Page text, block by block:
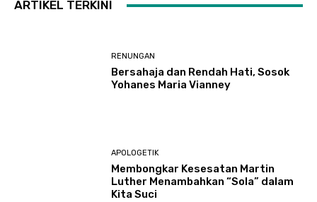
ARTIKEL TERKINI
RENUNGAN
Bersahaja dan Rendah Hati, Sosok
Yohanes Maria Vianney
APOLOGETIK
Membongkar Kesesatan Martin
Luther Menambahkan “Sola” dalam
Kita Suci